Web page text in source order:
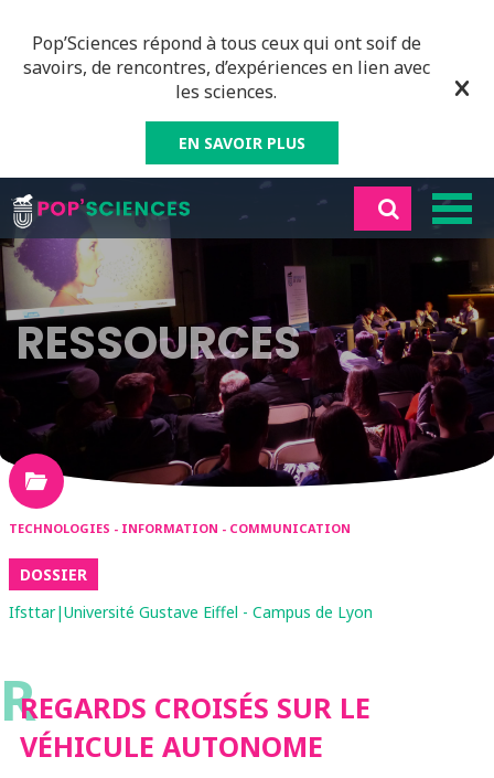
Pop’Sciences répond à tous ceux qui ont soif de
savoirs, de rencontres, d’expériences en lien avec
les sciences.
EN SAVOIR PLUS
RESSOURCES
TECHNOLOGIES - INFORMATION - COMMUNICATION
DOSSIER
Ifsttar|Université Gustave Eiffel - Campus de Lyon
RREGARDS CROISÉS SUR LE
VÉHICULE AUTONOME